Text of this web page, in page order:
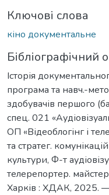
Ключові слова
кіно документальне
Бібліографічний
Історія
програма та навч.-
здобувачів першого
спец. 021
ОП «Відеоблогінг і
та стратег.
культури, Ф-т
телерепортер.
Харків : ХДАК, 2025.